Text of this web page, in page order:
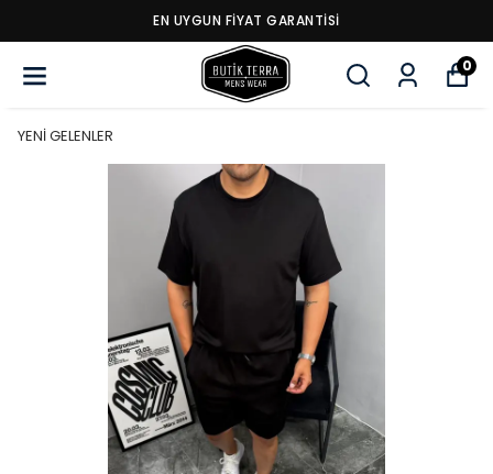
EN UYGUN FİYAT GARANTİSİ
0
YENİ GELENLER